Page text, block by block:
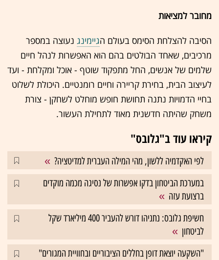
מחובר למציאות
הסיבה להצלחת הסימס בעולם הגיימינג נעוצה במספר
מרכיבים, שאחד הבולטים בהם הוא האפשרות לנהל חיים
שלמים של אנשים, החל מתפקוד שוטף - אוכל ומקלחת - ועד
לעיצוב הבית, בחירת קריירה וחיים רומנטיים. היכולת לשלוט
בחיי הדמויות נתנה תחושת חופש מוחלט לשחקן - צורת
משחק שהיתה חדשנית מאוד לתחילת העשור.
קיראו עוד ב"גלובס"
לפי האקדמיה ללשון, מהי המילה העברית למדיטציה?
במערכת הביטחון בדקו אפשרות של נסיגה מכמה מוקדים
ברצועת עזה
חשיפת גלובס: נתניהו דורש להעביר 400 מיליארד שקל
לביטחון
"השקעה יוצאת דופן בחללים הציבוריים ובחוויית המגורים"